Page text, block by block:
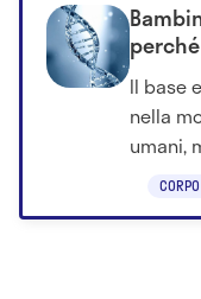
Il base
nella
umani,